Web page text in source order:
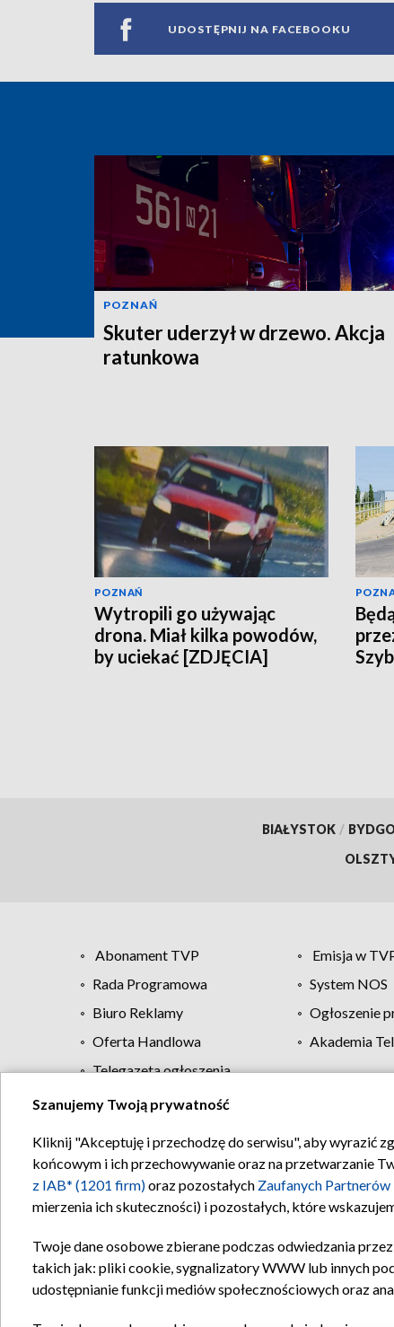
UDOSTĘPNIJ NA FACEBOOKU
POZNAŃ
Skuter uderzył w drzewo. Akcja
ratunkowa
POZNAŃ
Wytropili go używając
drona. Miał kilka powodów,
by uciekać [ZDJĘCIA]
BIAŁYSTOK /
Abonament TVP Emisja w
Rada Programowa
System NOS
Biuro Reklamy
Ogłoszenie
Oferta Handlowa
Akademia
Telegazeta ogłoszenia
Regulamin TVP
Szanujemy Twoją prywatność
Kliknij "Akceptuję i przechodzę do serwisu", aby wyrazić
końcowym i ich przechowywanie oraz na przetwarzanie
z IAB* (1201 firm)oraz pozostałych Zaufanych
mierzenia ich skuteczności) i pozostałych, które
Twoje dane osobowe zbierane podczas odwiedzania
takich jak: pliki cookie, sygnalizatory WWW lub innych
udostępnianie funkcji mediów społecznościowych oraz